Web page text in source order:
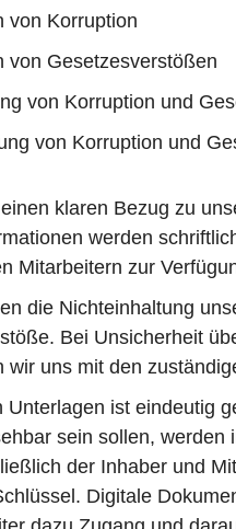
von Korruption
von Gesetzesverstößen
von Korruption und
von Korruption und
klaren Bezug zu
werden
Mitarbeitern zur
die Nichteinhaltung
Bei Unsicherheit
wir uns mit den
ist eindeutig
sein sollen, werden
der Inhaber und
Digitale